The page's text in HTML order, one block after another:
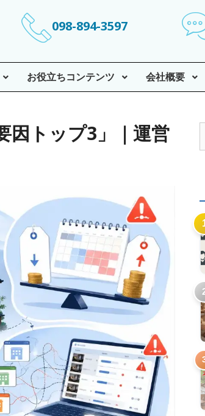
098-894-3597
お役立ちコンテンツ 会社概要
因トップ3」｜運営